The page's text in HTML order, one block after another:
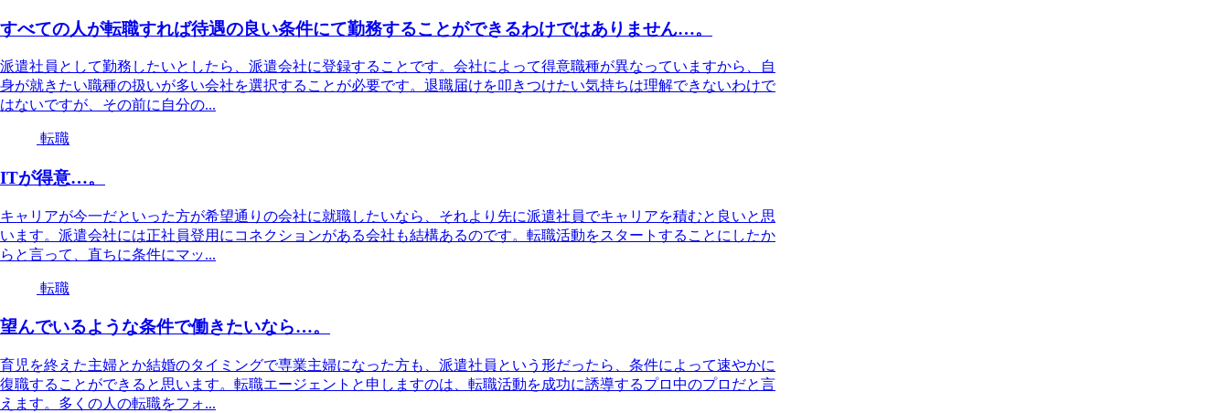
すべての人が転職すれば待遇の良い条件にて勤務することができるわけではありません…。
派遣社員として勤務したいとしたら、派遣会社に登録することです。会社によって得意職種が異なっていますから、自
身が就きたい職種の扱いが多い会社を選択することが必要です。退職届けを叩きつけたい気持ちは理解できないわけで
はないですが、その前に自分の...
転職
ITが得意…。
キャリアが今一だといった方が希望通りの会社に就職したいなら、それより先に派遣社員でキャリアを積むと良いと思
います。派遣会社には正社員登用にコネクションがある会社も結構あるのです。転職活動をスタートすることにしたか
らと言って、直ちに条件にマッ...
転職
望んでいるような条件で働きたいなら…。
育児を終えた主婦とか結婚のタイミングで専業主婦になった方も、派遣社員という形だったら、条件によって速やかに
復職することができると思います。転職エージェントと申しますのは、転職活動を成功に誘導するプロ中のプロだと言
えます。多くの人の転職をフォ...